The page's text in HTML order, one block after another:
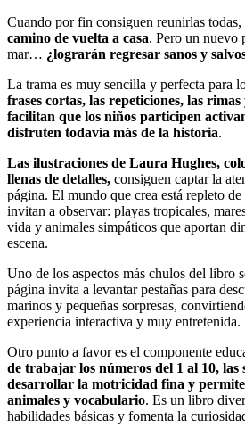
Cuando por fin consiguen reunirlas todas,
camino de vuelta a casa. Pero un nuevo
mar… ¿lograrán regresar sanos y
La trama es muy sencilla y perfecta para
frases cortas, las repeticiones, las
facilitan que los niños participen
disfruten todavía más de la historia.
Las ilustraciones de Laura Hughes,
llenas de detalles, consiguen captar la
página. El mundo que crea está repleto
invitan a observar: playas tropicales,
vida y animales simpáticos que aportan
escena.
Uno de los aspectos más chulos del libro
página invita a levantar pestañas para
marinos y pequeñas sorpresas,
experiencia interactiva y muy entretenida.
Otro punto a favor es el componente
de trabajar los números del 1 al 10, las
desarrollar la motricidad fina y
animales y vocabulario. Es un libro
habilidades básicas y fomenta la